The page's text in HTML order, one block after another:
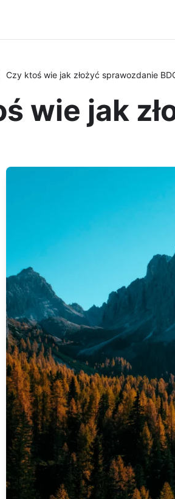
Czy ktoś wie jak złożyć sprawozdanie
wie jak